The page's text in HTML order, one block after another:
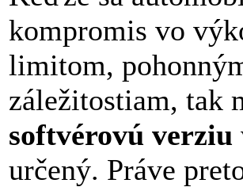
kompromis vo
limitom,
záležitostiam, tak
softvérovú verziu
určený. Práve